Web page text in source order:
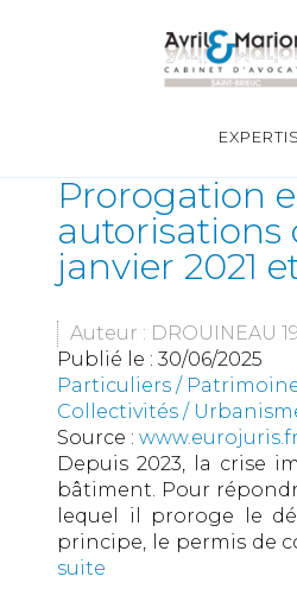
Prorogation
autorisations
janvier 2021
Auteur : DROUINEAU
Publié le : 30/06/2025
Particuliers /
Collectivités /
Source : www.eurojuris.fr
Depuis 2023, la crise
bâtiment. Pour
lequel il proroge le
principe, le permis de
suite